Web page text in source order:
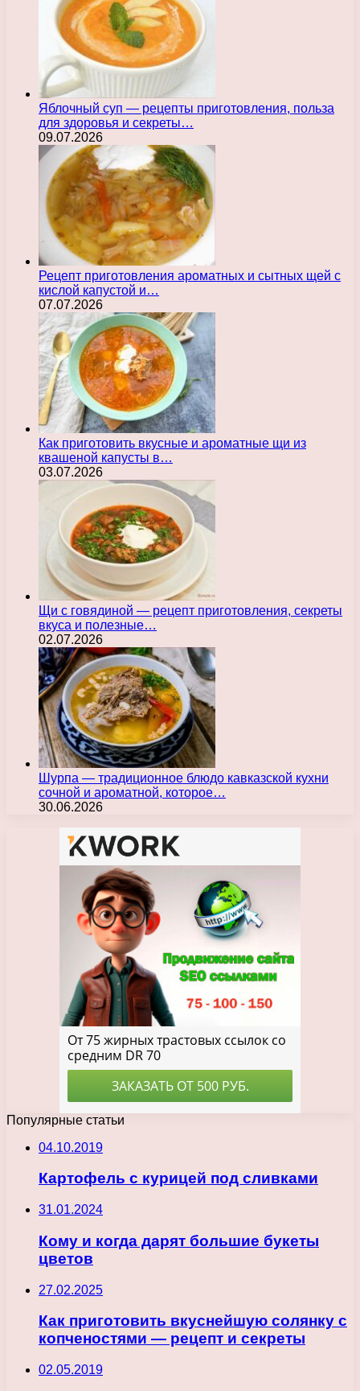
Яблочный суп — рецепты приготовления, польза
для здоровья и секреты…
09.07.2026
Рецепт приготовления ароматных и сытных щей с
кислой капустой и…
07.07.2026
Как приготовить вкусные и ароматные щи из
квашеной капусты в…
03.07.2026
Щи с говядиной — рецепт приготовления, секреты
вкуса и полезные…
02.07.2026
Шурпа — традиционное блюдо кавказской кухни
сочной и ароматной, которое…
30.06.2026
Популярные статьи
04.10.2019
Картофель с курицей под сливками
31.01.2024
Кому и когда дарят большие букеты
цветов
27.02.2025
Как приготовить вкуснейшую солянку с
копченостями — рецепт и секреты
02.05.2019